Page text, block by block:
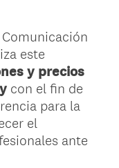
este
y precios
con el fin de
para la
el
ante